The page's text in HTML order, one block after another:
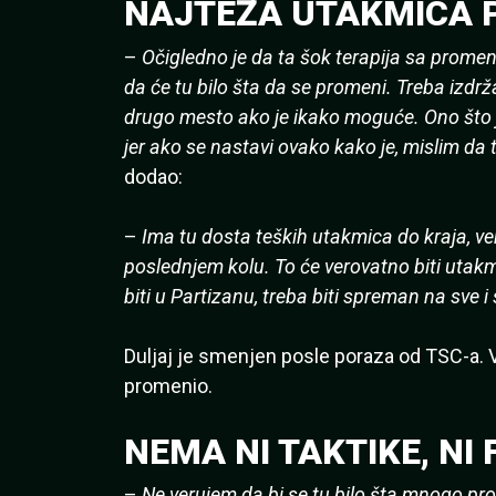
NAJTEŽA UTAKMICA
– Očigledno je da ta šok terapija sa
da će tu bilo šta da se promeni. Treba
drugo mesto ako je ikako moguće. Ono
jer ako se nastavi ovako kako je, mislim da
dodao:
– Ima tu dosta teških utakmica do kraja,
poslednjem kolu. To će verovatno biti
biti u Partizanu, treba biti spreman na sve
Duljaj je smenjen posle poraza od TSC-
promenio.
NEMA NI TAKTIKE, NI